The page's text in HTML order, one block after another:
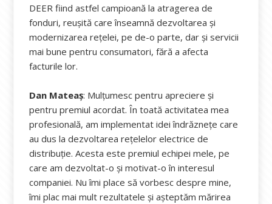
DEER fiind astfel campioană la atragerea de
fonduri, reușită care înseamnă dezvoltarea și
modernizarea rețelei, pe de-o parte, dar și servicii
mai bune pentru consumatori, fără a afecta
facturile lor.
Dan Mateaș: Mulțumesc pentru apreciere și
pentru premiul acordat. În toată activitatea mea
profesională, am implementat idei îndrăznețe care
au dus la dezvoltarea rețelelor electrice de
distribuție. Acesta este premiul echipei mele, pe
care am dezvoltat-o și motivat-o în interesul
companiei. Nu îmi place să vorbesc despre mine,
îmi plac mai mult rezultatele și așteptăm mărirea